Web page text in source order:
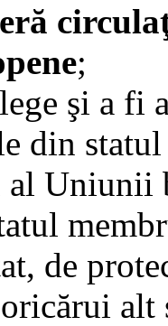
;
şi a fi
din
al
de